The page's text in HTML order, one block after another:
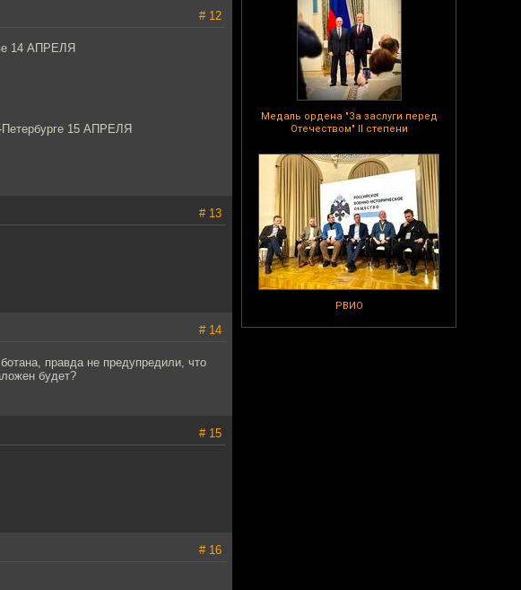
Медаль ордена "За заслуги перед
Отечеством" II степени
РВИО
# 12
14 АПРЕЛЯ
15 АПРЕЛЯ
# 13
# 14
правда не предупредили, что
будет?
# 15
# 16